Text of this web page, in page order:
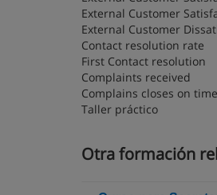
External Customer
External Customer
Contact resolution rate
First Contact resolution
Complaints received
Complains closes on time
Taller práctico
Otra formación